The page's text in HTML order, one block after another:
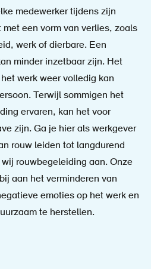
medewerker tijdens zijn
een vorm van verlies, zoals
werk of dierbare. Een
minder inzetbaar zijn. Het
werk weer volledig kan
Terwijl sommigen het
ervaren, kan het voor
zijn. Ga je hier als werkgever
rouw leiden tot langdurend
rouwbegeleiding aan. Onze
aan het verminderen van
emoties op het werk en
te herstellen.